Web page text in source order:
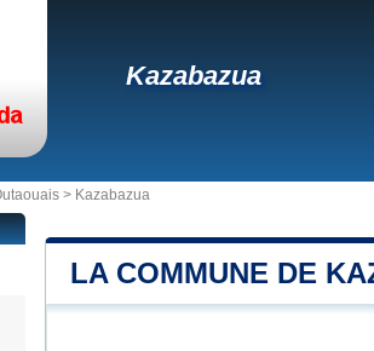
Kazabazua
> Kazabazua
LA COMMUNE DE